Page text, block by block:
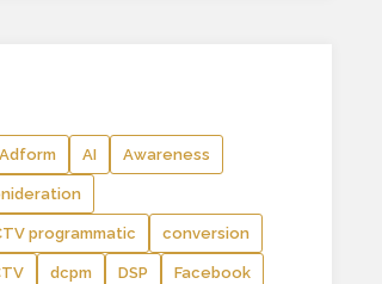
Adform AI Awareness
programmatic conversion
dcpm DSP Facebook